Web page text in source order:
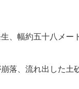
、幅約五十八メー
落、流れ出した土